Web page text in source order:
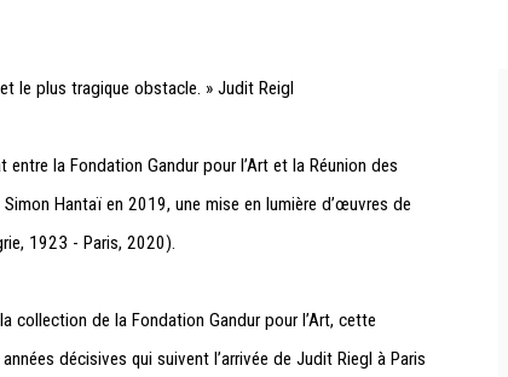
le plus tragique obstacle. » Judit Reigl
la Fondation Gandur pour l’Art et la Réunion des
Hantaï en 2019, une mise en lumière d’œuvres de
1923 - Paris, 2020).
collection de la Fondation Gandur pour l’Art, cette
décisives qui suivent l’arrivée de Judit Riegl à Paris